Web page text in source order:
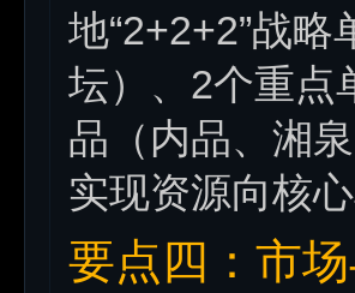
地“2+2+2”战
坛）、2个重点
品（内品、湘
实现资源向核
要点四：市